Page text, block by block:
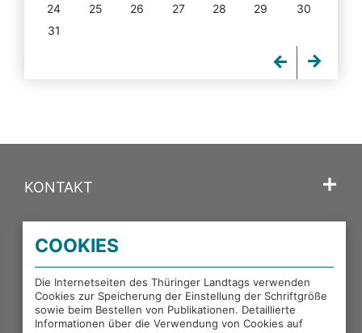
24
25 26 27 28 29
30
31
KONTAKT
PORTALE DES THÜRINGER LANDTAGS
EXTERNE LINKS
COOKIES
Die Internetseiten des Thüringer Landtags verwenden
Cookies zur Speicherung der Einstellung der Schriftgröße
sowie beim Bestellen von Publikationen. Detaillierte
Informationen über die Verwendung von Cookies auf